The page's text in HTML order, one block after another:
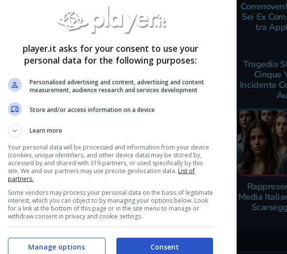
Solgaleo e Lunala
davanti una signora e uno Spheal.
la Leggenda 1, legata alla trama del gioco e
segnalata e parlate con la signora
in Cosmoem al livello 43 e inSolgaleo (Spada)
del DLC completando tutte e 3 le leggende.
la
possibilità di catturare le Ultracreature nelle
15 di queste avventureapparirà nella
la mossa Dragopulsar (DT62) ed essere
Sei Ex
tra
Tragedia
Cinque
Incidente
Media
player.it asks for your consent to use your
personal data for the following purposes:
Personalised advertising and content, advertising and content
measurement, audience research and services development
Store and/or access information on a device
Learn more
Your personal data will be processed and information from your device
(cookies, unique identifiers, and other device data) may be stored by,
accessed by and shared with 319 partners, or used specifically by this
site. We and our partners may use precise geolocation data. List of
partners.
Some vendors may process your personal data on the basis of legitimate
interest, which you can object to by managing your options below. Look
for a link at the bottom of this page or in the site menu to manage or
withdraw consent in privacy and cookie settings.
Consent
Manage options